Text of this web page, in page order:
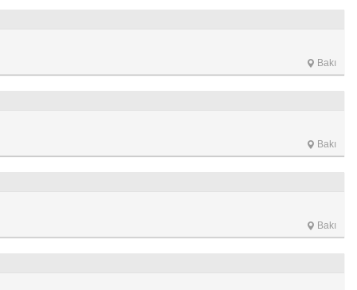
Bakı
Bakı
Bakı